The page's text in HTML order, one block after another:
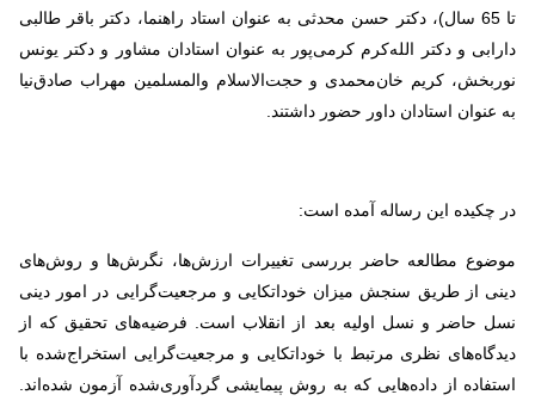
تا 65 سال)، دکتر حسن محدثی به عنوان استاد راهنما، دکتر باقر طالبی
دارابی و دکتر الله‌کرم کرمی‌پور به عنوان استادان مشاور و دکتر یونس
نوربخش، کریم خان‌محمدی و حجت‌الاسلام والمسلمین مهراب صادق‌نیا
به عنوان استادان داور حضور داشتند.
در چکیده این رساله آمده است:
موضوع مطالعه حاضر بررسی تغییرات ارزش‌ها، نگرش‌ها و روش‌های
دینی از طریق سنجش میزان خوداتکایی و مرجعیت‌گرایی در امور دینی
نسل حاضر و نسل‌ اولیه بعد از انقلاب است. فرضیه‌های تحقیق که از
دیدگاه‌های نظری مرتبط با خوداتکایی و مرجعیت‌گرایی استخراج‌شده با
استفاده از داده‌هایی که به روش پیمایشی گردآوری‌شده آزمون شده‌اند.